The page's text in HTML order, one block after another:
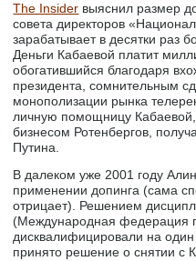
The Insider выяснил размер
совета директоров
зарабатывает в десятки раз
Деньги Кабаевой платит
обогатившийся благодаря
президента, сомнительным
монополизации рынка
личную помощницу Кабаевой,
бизнесом Ротенбергов,
Путина.
В далеком уже 2001 году
применении допинга (сама
отрицает). Решением
(Международная федерация
дисквалифицировали на
принято решение о снятии с